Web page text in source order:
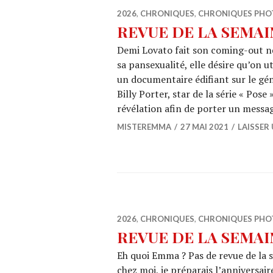
2026, CHRONIQUES, CHRONIQUES
REVUE DE LA
Demi Lovato fait son coming-out
sa pansexualité, elle désire qu’on
un documentaire édifiant sur le
Billy Porter, star de la série «
révélation afin de porter un
MISTEREMMA 27 MAI 2021
2026, CHRONIQUES, CHRONIQUES
REVUE DE LA
Eh quoi Emma ? Pas de revue de
chez moi, je préparais